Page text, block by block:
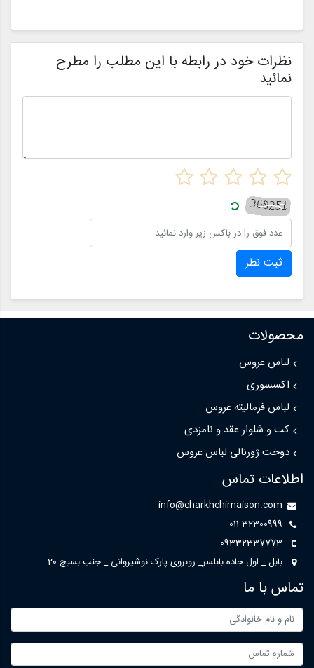
نظرات خود در رابطه با این مطلب را مطرح
نمائید
ثبت نظر
محصولات
لباس عروس
اکسسوری
لباس فرمالیته عروس
کت و شلوار عقد و نامزدی
دوخت ژورنالی لباس عروس
اطلاعات تماس
info@charkhchimaison.com
011-32300999
09332337773
بابل _ اول جاده بابلسر_ روبروی پارک نوشیروانی _ جنب بسیج 20
تماس با ما